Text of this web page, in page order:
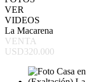
VER
VIDEOS
La Macarena
VENTA
USD320.000